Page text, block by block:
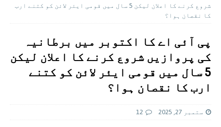
شروع کرنے کا اعلان لیکن 5 سال میں قومی ایئر لائن کو کتنے ارب
کا نقصان ہوا؟
پی آئی اے کا اکتوبر میں برطانیہ
کی پروازیں شروع کرنے کا اعلان لیکن
5 سال میں قومی ایئر لائن کو کتنے
ارب کا نقصان ہوا؟
ستمبر 27, 2025 12